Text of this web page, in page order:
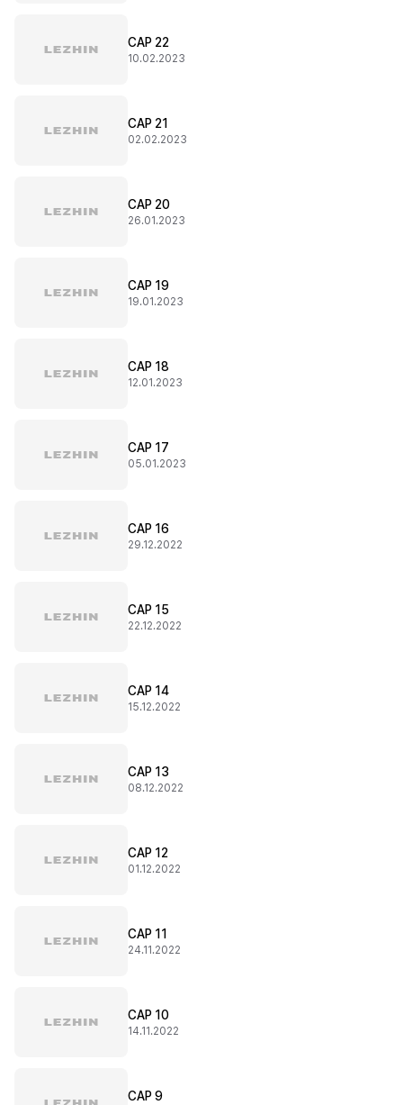
CAP 22
10.02.2023
CAP 21
02.02.2023
CAP 20
26.01.2023
CAP 19
19.01.2023
CAP 18
12.01.2023
CAP 17
05.01.2023
CAP 16
29.12.2022
CAP 15
22.12.2022
CAP 14
15.12.2022
CAP 13
08.12.2022
CAP 12
01.12.2022
CAP 11
24.11.2022
CAP 10
14.11.2022
CAP 9